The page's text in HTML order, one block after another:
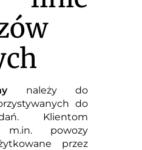
należy do
do
Klientom
m.in. powozy
przez